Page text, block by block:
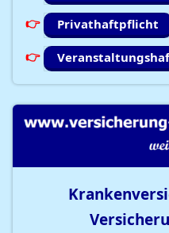
Privathaftpflicht